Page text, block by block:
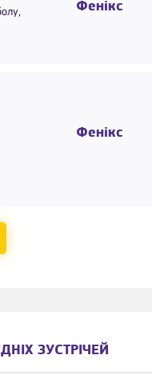
Фенікс
Фенікс
ЗУСТРІЧЕЙ